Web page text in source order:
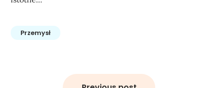
Przemysł